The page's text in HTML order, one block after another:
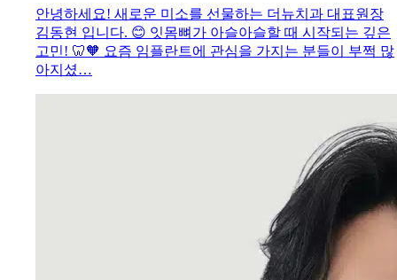
안녕하세요! 새로운 미소를 선물하는 더뉴치과 대표원장
김동현 입니다. 😊 잇몸뼈가 아슬아슬할 때 시작되는 깊은
고민! 🦷🧡 요즘 임플란트에 관심을 가지는 분들이 부쩍 많
아지셨…